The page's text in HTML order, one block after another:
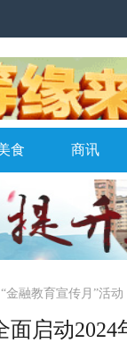
食 商讯
融教育宣传月”活动
启动2024